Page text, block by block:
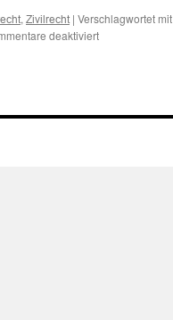
, Zivilrecht | Verschlagwortet mit
deaktiviertfür
konkreten